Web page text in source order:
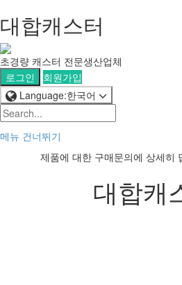
대합캐스터
초경량 캐스터 전문생산업체
로그인
회원가입
Language:한국어
메뉴 건너뛰기
제품에 대한 구매문의에 상세히
대합캐